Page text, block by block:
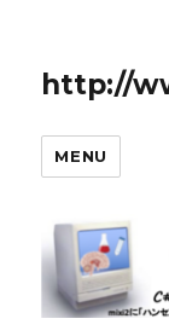
http://
MENU